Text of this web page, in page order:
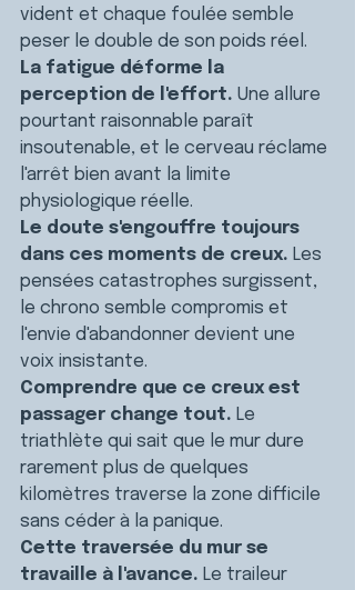
vident et chaque foulée semble
peser le double de son poids réel.
La fatigue déforme la
perception de l'effort. Une allure
pourtant raisonnable paraît
insoutenable, et le cerveau réclame
l'arrêt bien avant la limite
physiologique réelle.
Le doute s'engouffre toujours
dans ces moments de creux. Les
pensées catastrophes surgissent,
le chrono semble compromis et
l'envie d'abandonner devient une
voix insistante.
Comprendre que ce creux est
passager change tout. Le
triathlète qui sait que le mur dure
rarement plus de quelques
kilomètres traverse la zone difficile
sans céder à la panique.
Cette traversée du mur se
travaille à l'avance. Le traileur